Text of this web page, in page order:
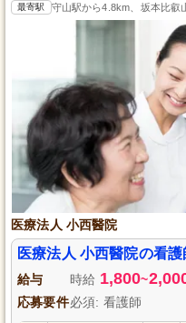
最寄駅 守山駅から4.8km、坂本比叡
医療法人 小西醫院
医療法人 小西醫院の看
給与 時給 1,800~
応募要件必須: 看護師